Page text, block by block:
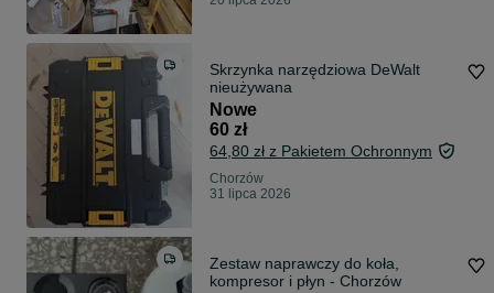
Skrzynka narzędziowa DeWalt
nieużywana
Nowe
60 zł
64,80 zł z Pakietem Ochronnym
Chorzów
31 lipca 2026
Zestaw naprawczy do koła,
kompresor i płyn - Chorzów